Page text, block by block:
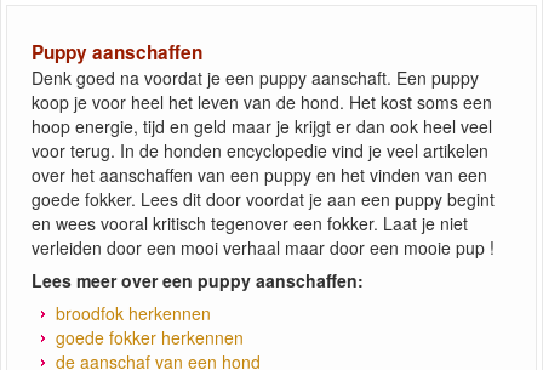
Puppy aanschaffen
Denk goed na voordat je een puppy aanschaft. Een puppy
koop je voor heel het leven van de hond. Het kost soms een
hoop energie, tijd en geld maar je krijgt er dan ook heel veel
voor terug. In de honden encyclopedie vind je veel artikelen
over het aanschaffen van een puppy en het vinden van een
goede fokker. Lees dit door voordat je aan een puppy begint
en wees vooral kritisch tegenover een fokker. Laat je niet
verleiden door een mooi verhaal maar door een mooie pup !
Lees meer over een puppy aanschaffen:
broodfok herkennen
goede fokker herkennen
de aanschaf van een hond